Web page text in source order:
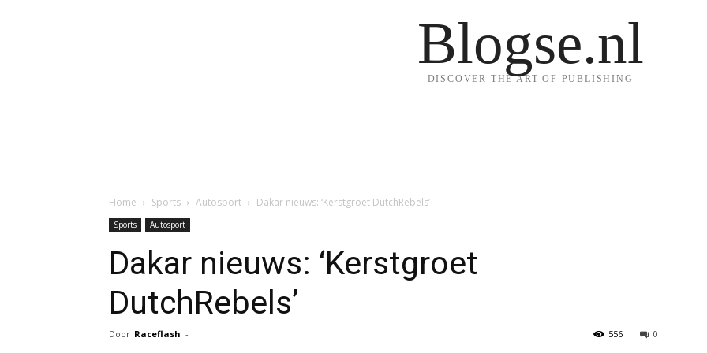
Blogse.nl
DISCOVER THE ART OF PUBLISHING
Home Sports Autosport Dakar nieuws: ‘Kerstgroet DutchRebels’
Sports Autosport
Dakar nieuws: ‘Kerstgroet
DutchRebels’
Door Raceflash - 0
556